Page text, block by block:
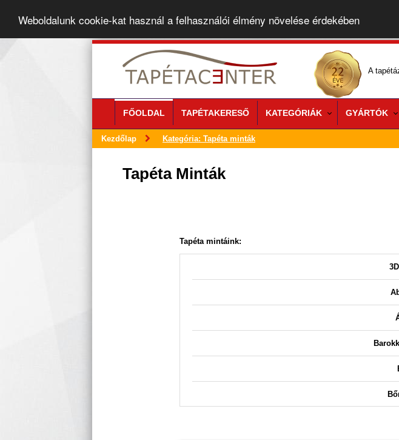
Weboldalunk cookie-kat használ a felhasználói élmény növelése érdekében
A
FŐOLDAL TAPÉTAKERESŐ KATEGÓRIÁK GYÁRTÓK
Kezdőlap Kategória: Tapéta minták
Tapéta Minták
Tapéta mintáink: